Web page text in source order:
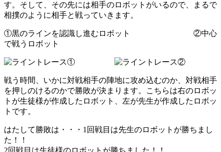
す。そして、その先には相手のロボットがいるので、まるで
相撲のように相手と戦っていきます。
①黒のラインを認識し進むロボット ②中心
で戦うロボット
戦う時間、いかに対戦相手の陣地に攻め込むのか、対戦相手
を押しのけるのかで勝敗が決まります。こちらは右のロボッ
トが生徒様が作成したロボット、左が先生が作成したロボッ
トです。
はたして勝敗は・・・1回戦目は先生のロボットが勝ちまし
た！！
2回戦目は生徒様のロボットが勝ちました！！